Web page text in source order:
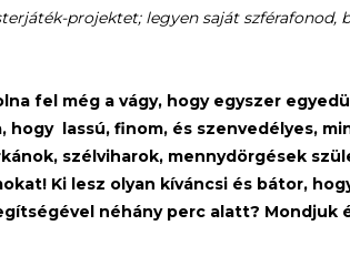
projektet; legyen saját
fel még a vágy, hogy egyszer
hogy lassú, finom, és szenvedélyes,
szélviharok, mennydörgések
Ki lesz olyan kíváncsi és bátor,
néhány perc alatt? Mondjuk